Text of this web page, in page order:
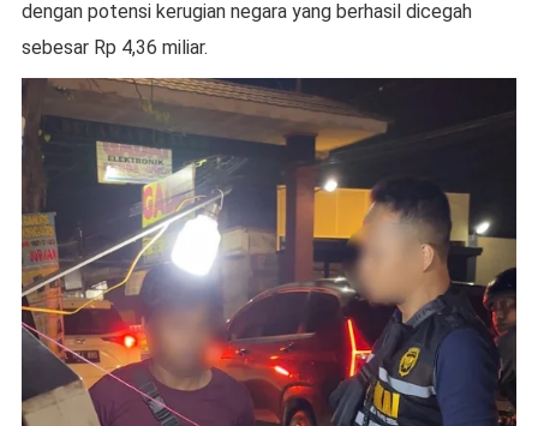
dengan potensi kerugian negara yang berhasil dicegah
sebesar Rp 4,36 miliar.